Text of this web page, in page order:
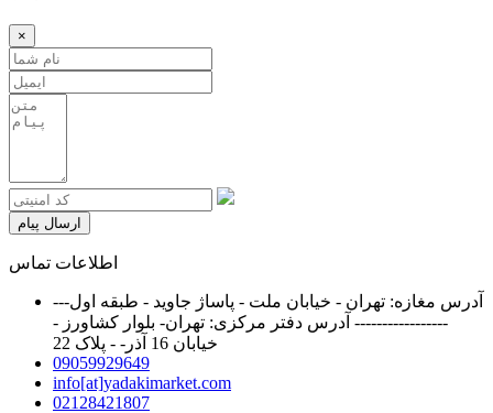
×
ارسال پیام
اطلاعات تماس
آدرس مغازه: تهران - خیابان ملت - پاساژ جاوید - طبقه اول---
----------------- آدرس دفتر مرکزی: تهران- بلوار کشاورز -
خیابان 16 آذر- - پلاک 22
09059929649
info[at]yadakimarket.com
02128421807